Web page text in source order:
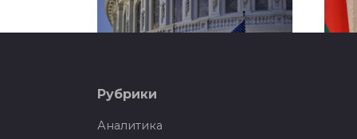
В США призвали всех
Рубрики
Аналитика